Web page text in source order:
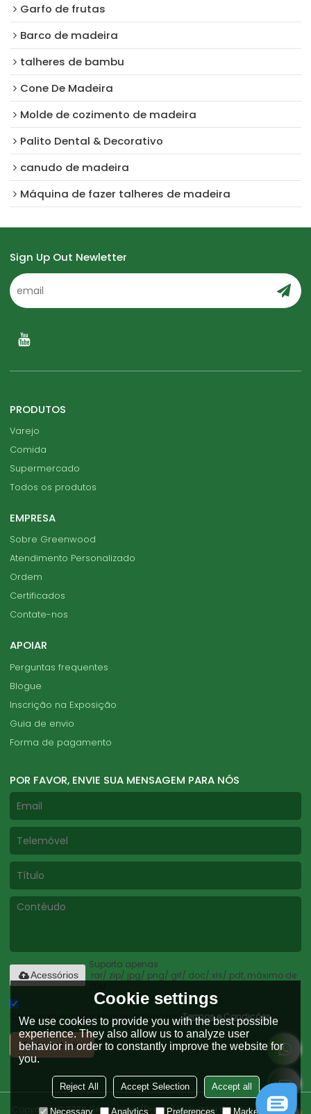
Garfo de frutas
Barco de madeira
talheres de bambu
Cone De Madeira
Molde de cozimento de madeira
Palito Dental & Decorativo
canudo de madeira
Máquina de fazer talheres de madeira
Sign Up Out Newletter
PRODUTOS
Varejo
Comida
Supermercado
Todos os produtos
EMPRESA
Sobre Greenwood
Atendimento Personalizado
Ordem
Certificados
Contate-nos
APOIAR
Perguntas frequentes
Blogue
Inscrição na Exposição
Guia de envio
Forma de pagamento
POR FAVOR, ENVIE SUA MENSAGEM PARA NÓS
Suporta apenas
.rar/.zip/.jpg/.png/.gif/.doc/.xls/.pdf, máximo de
Acessórios
Concorda em usar termos de serviço,Termos e Condições
Envie notícia
Copyright © 2026Greenwood (Dalian) Industrial Co., Ltd.Support By
Cookie settings
We use cookies to provide you with the best possible
experience. They also allow us to analyze user
behavior in order to constantly improve the website for
you.
Reject All Accept Selection Accept all
Necessary Analytics Preferences Marketing